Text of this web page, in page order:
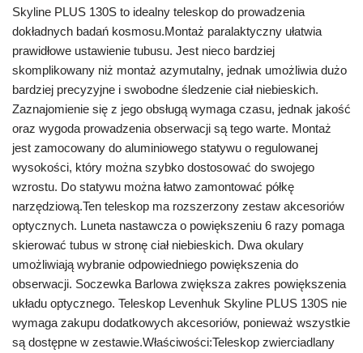
Skyline PLUS 130S to idealny teleskop do prowadzenia
dokładnych badań kosmosu.Montaż paralaktyczny ułatwia
prawidłowe ustawienie tubusu. Jest nieco bardziej
skomplikowany niż montaż azymutalny, jednak umożliwia dużo
bardziej precyzyjne i swobodne śledzenie ciał niebieskich.
Zaznajomienie się z jego obsługą wymaga czasu, jednak jakość
oraz wygoda prowadzenia obserwacji są tego warte. Montaż
jest zamocowany do aluminiowego statywu o regulowanej
wysokości, który można szybko dostosować do swojego
wzrostu. Do statywu można łatwo zamontować półkę
narzędziową.Ten teleskop ma rozszerzony zestaw akcesoriów
optycznych. Luneta nastawcza o powiększeniu 6 razy pomaga
skierować tubus w stronę ciał niebieskich. Dwa okulary
umożliwiają wybranie odpowiedniego powiększenia do
obserwacji. Soczewka Barlowa zwiększa zakres powiększenia
układu optycznego. Teleskop Levenhuk Skyline PLUS 130S nie
wymaga zakupu dodatkowych akcesoriów, ponieważ wszystkie
są dostępne w zestawie.Właściwości:Teleskop zwierciadlany